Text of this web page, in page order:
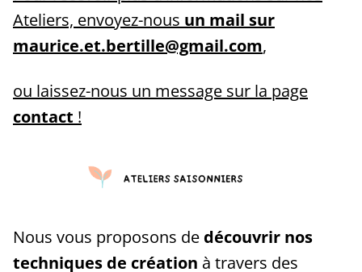
Ateliers, envoyez-nous un mail sur
maurice.et.bertille@gmail.com,
ou laissez-nous un message sur la page
contact !
Nous vous proposons de découvrir nos
techniques de création à travers des